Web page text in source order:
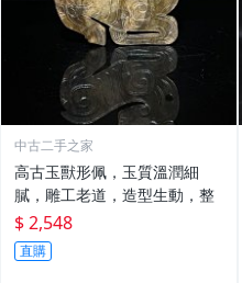
中古二手之家
高古玉獸形佩，玉質溫潤細
膩，雕工老道，造型生動，整
$ 2,548
直購